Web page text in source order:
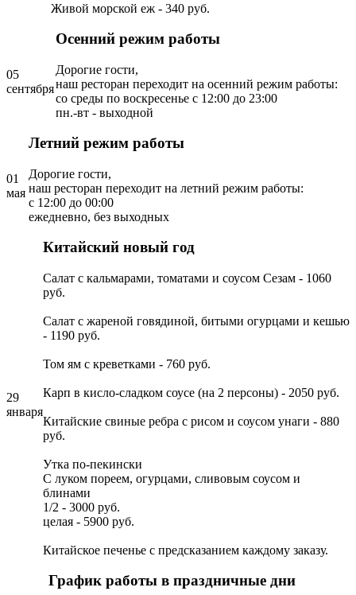
Живой морской еж - 340 руб.
05
сентября
Осенний режим работы
Дорогие гости,
наш ресторан переходит на осенний режим работы:
со среды по воскресенье с 12:00 до 23:00
пн.-вт - выходной
01
мая
Летний режим работы
Дорогие гости,
наш ресторан переходит на летний режим работы:
с 12:00 до 00:00
ежедневно, без выходных
29
января
Китайский новый год
Салат с кальмарами, томатами и соусом Сезам - 1060
руб.
Салат с жареной говядиной, битыми огурцами и кешью
- 1190 руб.
Том ям с креветками - 760 руб.
Карп в кисло-сладком соусе (на 2 персоны) - 2050 руб.
Китайские свиные ребра с рисом и соусом унаги - 880
руб.
Утка по-пекински
С луком пореем, огурцами, сливовым соусом и
блинами
1/2 - 3000 руб.
целая - 5900 руб.
Китайское печенье с предсказанием каждому заказу.
График работы в праздничные дни